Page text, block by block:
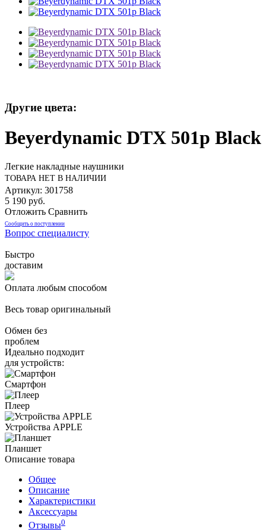
Другие цвета:
Beyerdynamic DTX 501p Black
Легкие накладные наушники
ТОВАРА НЕТ В НАЛИЧИИ
Артикул: 301758
5 190 руб.
Отложить Сравнить
Сообщить о поступлении
Вопрос специалисту
Быстро
доставим
Оплата любым способом
Весь товар оригинальный
Обмен без
проблем
Идеально подходит
для устройств:
Смартфон
Плеер
Устройства APPLE
Планшет
Описание товара
Общее
Описание
Характеристики
Аксессуары
Отзывы0